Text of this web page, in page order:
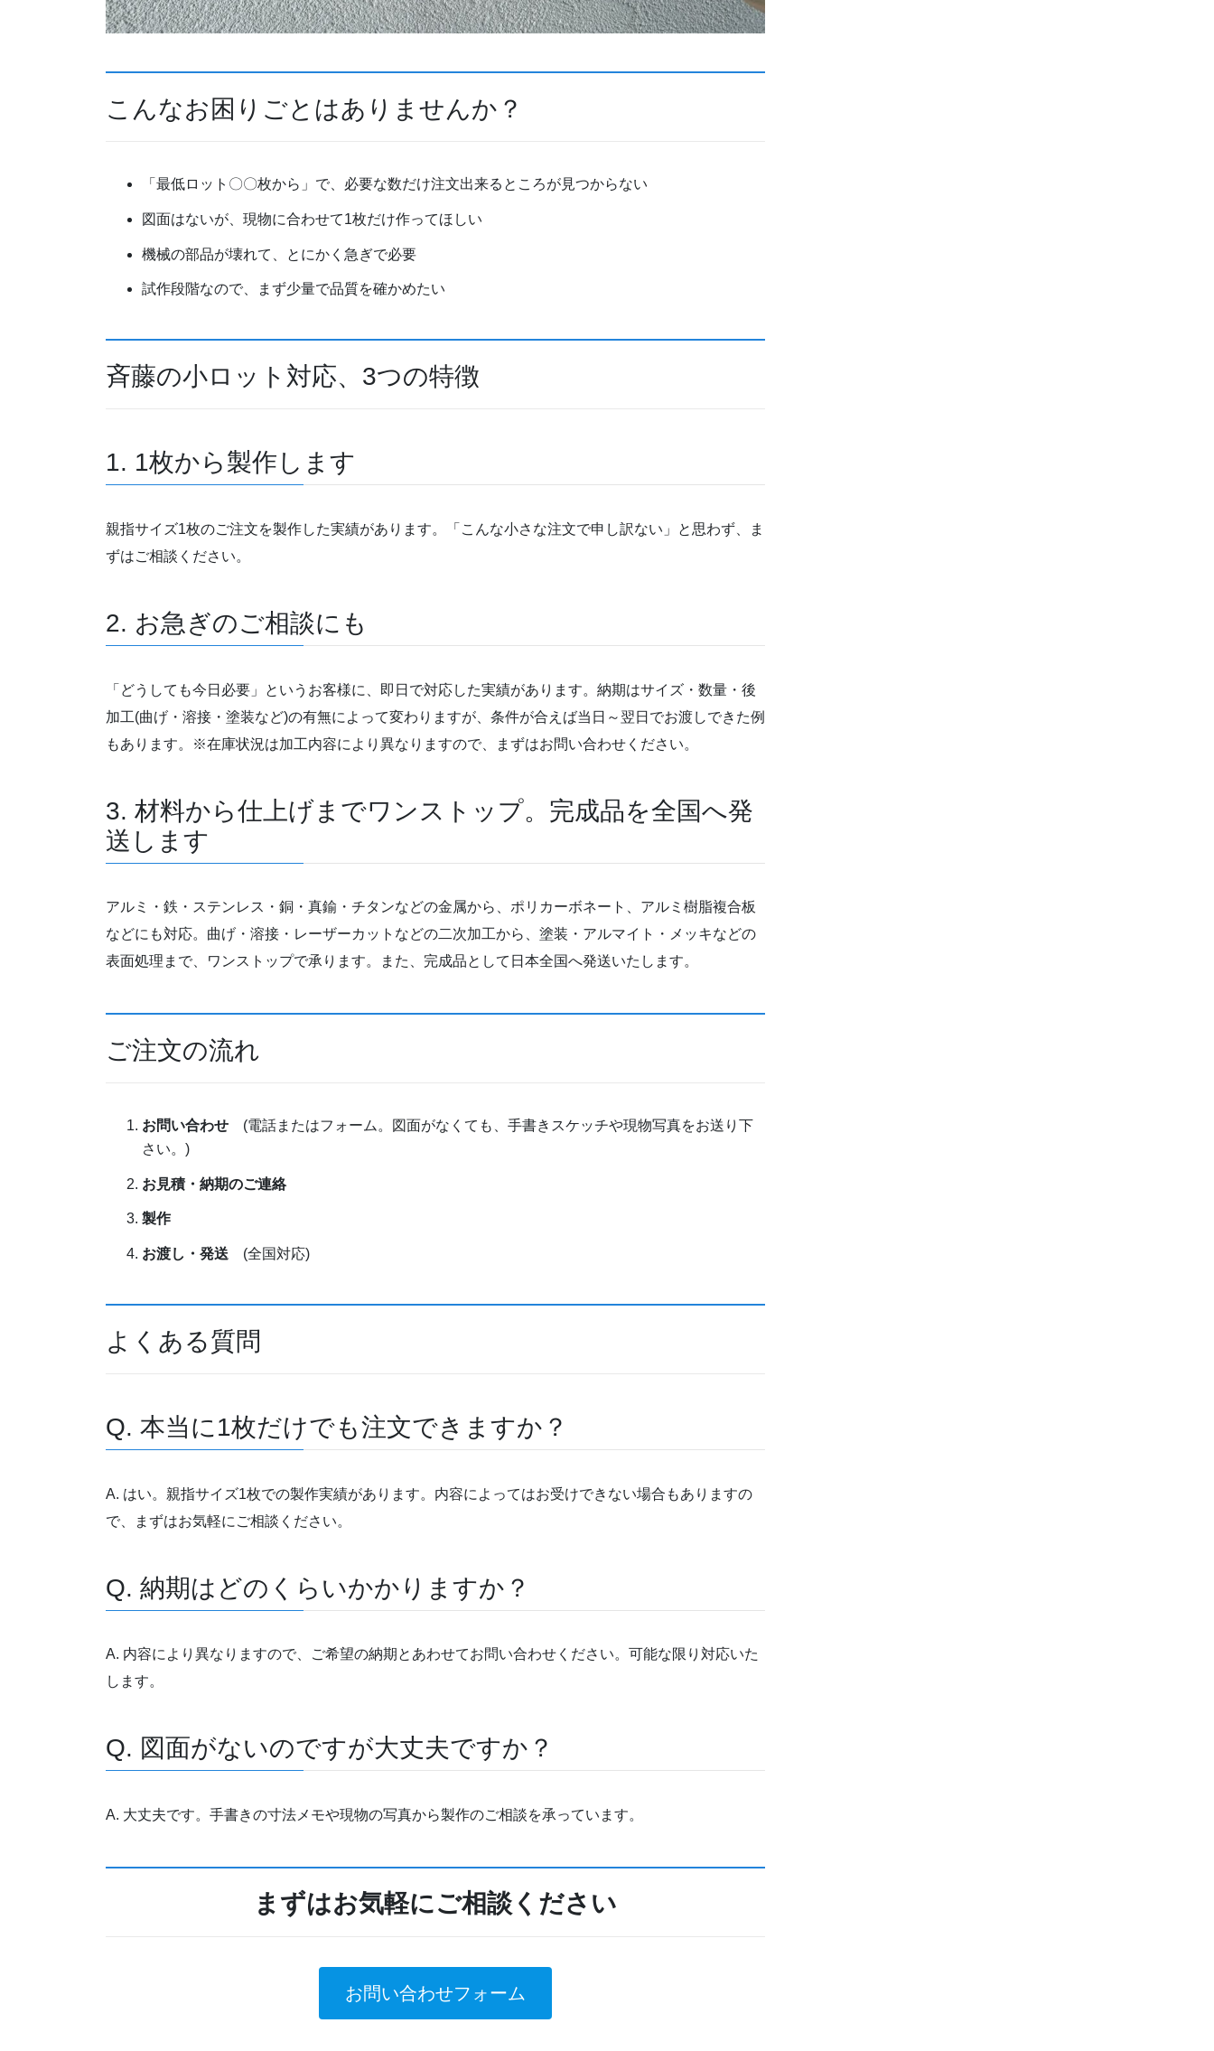
こんなお困りごとはありませんか？
「最低ロット〇〇枚から」で、必要な数だけ注文出来るところが見つからない
図面はないが、現物に合わせて1枚だけ作ってほしい
機械の部品が壊れて、とにかく急ぎで必要
試作段階なので、まず少量で品質を確かめたい
斉藤の小ロット対応、3つの特徴
1. 1枚から製作します
親指サイズ1枚のご注文を製作した実績があります。「こんな小さな注文で申し訳ない」と思わず、ま
ずはご相談ください。
2. お急ぎのご相談にも
「どうしても今日必要」というお客様に、即日で対応した実績があります。納期はサイズ・数量・後
加工(曲げ・溶接・塗装など)の有無によって変わりますが、条件が合えば当日～翌日でお渡しできた例
もあります。※在庫状況は加工内容により異なりますので、まずはお問い合わせください。
3. 材料から仕上げまでワンストップ。完成品を全国へ発
送します
アルミ・鉄・ステンレス・銅・真鍮・チタンなどの金属から、ポリカーボネート、アルミ樹脂複合板
などにも対応。曲げ・溶接・レーザーカットなどの二次加工から、塗装・アルマイト・メッキなどの
表面処理まで、ワンストップで承ります。また、完成品として日本全国へ発送いたします。
ご注文の流れ
お問い合わせ (電話またはフォーム。図面がなくても、手書きスケッチや現物写真をお送り下
さい。)
お見積・納期のご連絡
製作
お渡し・発送 (全国対応)
よくある質問
Q. 本当に1枚だけでも注文できますか？
A. はい。親指サイズ1枚での製作実績があります。内容によってはお受けできない場合もありますの
で、まずはお気軽にご相談ください。
Q. 納期はどのくらいかかりますか？
A. 内容により異なりますので、ご希望の納期とあわせてお問い合わせください。可能な限り対応いた
します。
Q. 図面がないのですが大丈夫ですか？
A. 大丈夫です。手書きの寸法メモや現物の写真から製作のご相談を承っています。
まずはお気軽にご相談ください
お問い合わせフォーム